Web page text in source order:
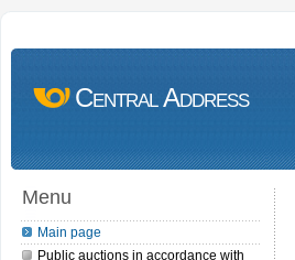
Central Address
Menu
Main page
Public auctions in accordance with